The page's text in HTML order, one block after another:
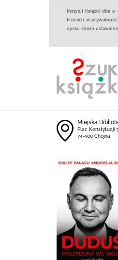
Instytut Książki dba o
trzecich w prywatność
dysku zmień
Miejska
Plac Konstytucji
74-500 Chojna